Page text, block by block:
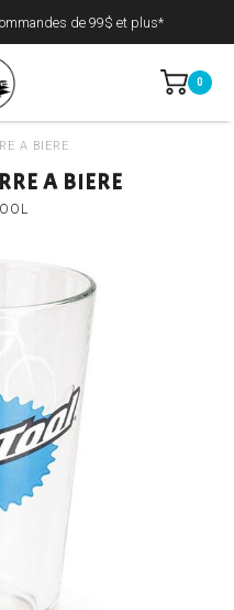
de 99$ et plus*
0
A BIERE
A BIERE